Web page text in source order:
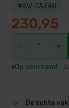
#SW-TA348
230,95
Op voorraad
De echte